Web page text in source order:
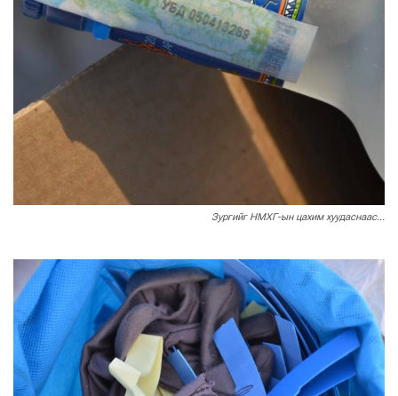
Зургийг НМХГ-ын цахим хуудаснаас...